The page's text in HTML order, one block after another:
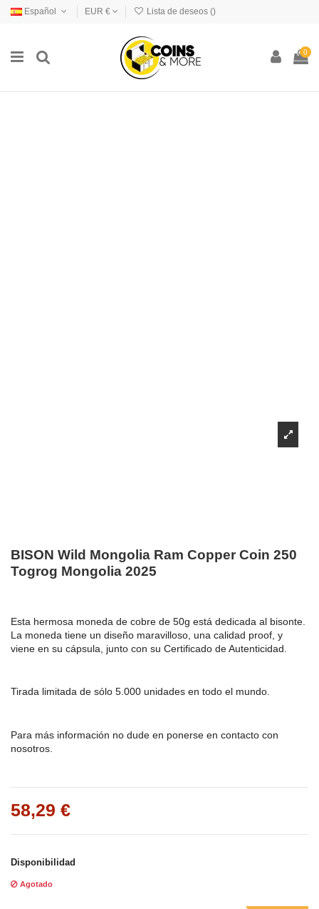
Español EUR € Lista de deseos ()
0
BISON Wild Mongolia Ram Copper Coin 250
Togrog Mongolia 2025
Esta hermosa moneda de cobre de 50g está dedicada al bisonte.
La moneda tiene un diseño maravilloso, una calidad proof, y
viene en su cápsula, junto con su Certificado de Autenticidad.
Tirada limitada de sólo 5.000 unidades en todo el mundo.
Para más información no dude en ponerse en contacto con
nosotros.
58,29 €
Disponibilidad
Agotado